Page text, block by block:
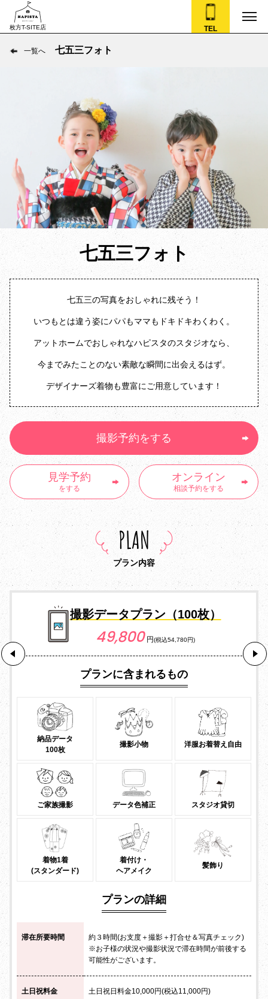
枚方T-SITE店 TEL
一覧へ 七五三フォト
七五三フォト
七五三の写真をおしゃれに残そう！
いつもとは違う姿にパパもママもドキドキわくわく。
アットホームでおしゃれなハピスタのスタジオなら、
今までみたことのない素敵な瞬間に出会えるはず。
デザイナーズ着物も豊富にご用意しています！
撮影予約をする
見学予約
をする
オンライン
相談予約をする
PLAN
プラン内容
撮影データプラン（100枚）
49,800 円(税込54,780円)
プランに含まれるもの
納品データ
100枚
撮影小物 洋服お着替え自由
ご家族撮影 データ色補正 スタジオ貸切
着物1着
(スタンダード)
着付け・
ヘアメイク
髪飾り
プランの詳細
滞在所要時間
約３時間(お支度＋撮影＋打合せ＆写真チェック)
※お子様の状況や撮影状況で滞在時間が前後する
可能性がございます。
土日祝料金 土日祝日料金10,000円(税込11,000円)